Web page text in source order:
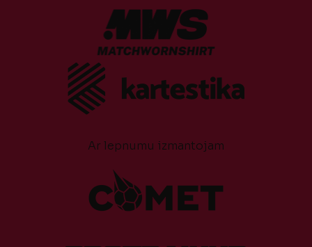
Ar lepnumu izmantojam